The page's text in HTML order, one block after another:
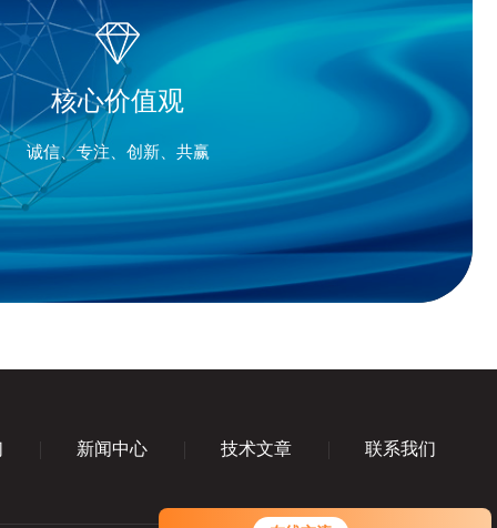
您好！欢迎前来咨询，很高兴为您
核心价值观
诚信、专注、创新、共赢
新闻中心 技术文章 联系我们